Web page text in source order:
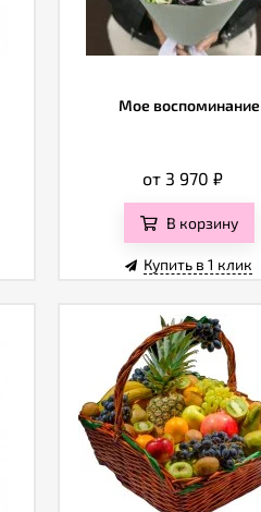
Мое воспоминание
от 3 970 ₽
В корзину
Купить в 1 клик